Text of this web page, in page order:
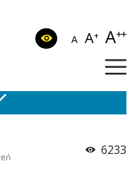
A A+ A++
6233